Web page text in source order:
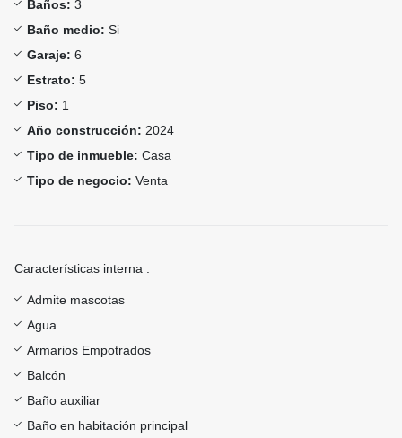
Baños: 3
Baño medio: Si
Garaje: 6
Estrato: 5
Piso: 1
Año construcción: 2024
Tipo de inmueble: Casa
Tipo de negocio: Venta
Características interna :
Admite mascotas
Agua
Armarios Empotrados
Balcón
Baño auxiliar
Baño en habitación principal